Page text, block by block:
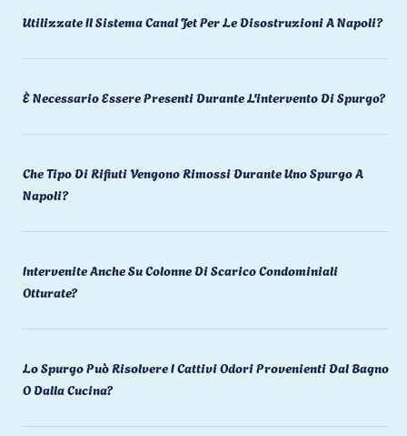
Utilizzate Il Sistema Canal Jet Per Le Disostruzioni A Napoli?
È Necessario Essere Presenti Durante L'intervento Di Spurgo?
Che Tipo Di Rifiuti Vengono Rimossi Durante Uno Spurgo A
Napoli?
Intervenite Anche Su Colonne Di Scarico Condominiali
Otturate?
Lo Spurgo Può Risolvere I Cattivi Odori Provenienti Dal Bagno
O Dalla Cucina?